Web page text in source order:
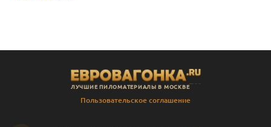
ЛУЧШИЕ ПИЛОМАТЕРИАЛЫ В МОСКВЕ
Пользовательское соглашение